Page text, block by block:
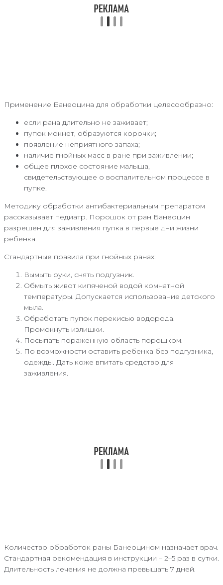
Применение Банеоцина для обработки целесообразно:
если рана длительно не заживает;
пупок мокнет, образуются корочки;
появление неприятного запаха;
наличие гнойных масс в ране при заживлении;
общее плохое состояние малыша,
свидетельствующее о воспалительном процессе в
пупке.
Методику обработки антибактериальным препаратом
рассказывает педиатр. Порошок от ран Банеоцин
разрешен для заживления пупка в первые дни жизни
ребенка.
Стандартные правила при гнойных ранах:
Вымыть руки, снять подгузник.
Обмыть живот кипяченой водой комнатной
температуры. Допускается использование детского
мыла.
Обработать пупок перекисью водорода.
Промокнуть излишки.
Посыпать пораженную область порошком.
По возможности оставить ребенка без подгузника,
одежды. Дать коже впитать средство для
заживления.
Количество обработок раны Банеоцином назначает врач.
Стандартная рекомендация в инструкции – 2–5 раз в сутки.
Длительность лечения не должна превышать 7 дней.